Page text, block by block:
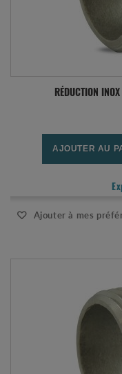
RÉDUCTION
AJOUTER AU
Ajouter à mes